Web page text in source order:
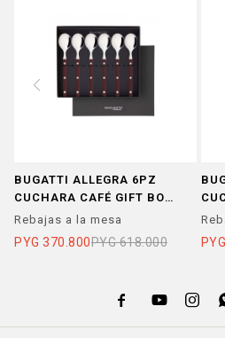
BUGATTI ALLEGRA 6PZ
CUCHARA CAFÉ GIFT BOX
MARRON
Rebajas a la mesa
PYG 370.800PYG 618.000 PYG
  